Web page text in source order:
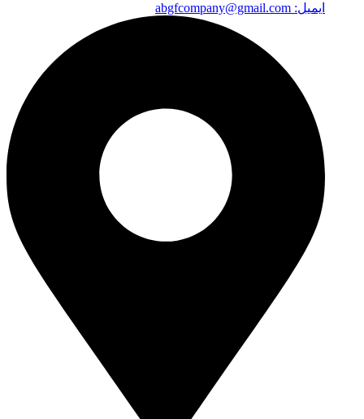
ایمیل: abgfcompany@gmail.com